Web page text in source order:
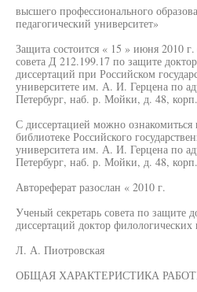
высшего профессионального
педагогический университет»
Защита состоится « 15 » июня 2010
совета Д 212.199.17 по защите
диссертаций при Российском
университете им. А. И. Герцена по
Петербург, наб. р. Мойки, д. 48,
С диссертацией можно
библиотеке Российского
университета им. А. И. Герцена по
Петербург, наб. р. Мойки, д. 48,
Автореферат разослан « 2010 г.
Ученый секретарь совета по защите
диссертаций доктор филологических
Л. А. Пиотровская
ОБЩАЯ ХАРАКТЕРИСТИКА